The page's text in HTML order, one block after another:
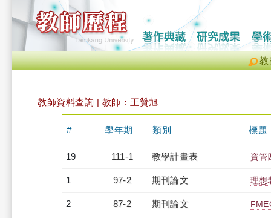
教
教師資料查詢 | 教師：王贊旭
# 學年期 類別 標題
19 111-1 教學計畫表 資管
1 97-2 期刊論文 理想
2 87-2 期刊論文